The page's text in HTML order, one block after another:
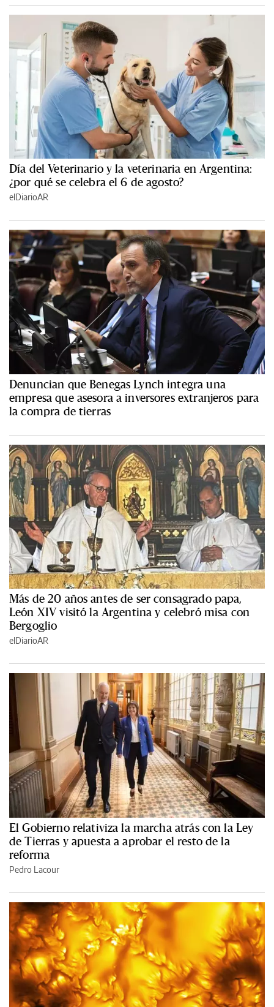
Día del Veterinario y la veterinaria en Argentina:
¿por qué se celebra el 6 de agosto?
elDiarioAR
Denuncian que Benegas Lynch integra una
empresa que asesora a inversores extranjeros para
la compra de tierras
Más de 20 años antes de ser consagrado papa,
León XIV visitó la Argentina y celebró misa con
Bergoglio
elDiarioAR
El Gobierno relativiza la marcha atrás con la Ley
de Tierras y apuesta a aprobar el resto de la
reforma
Pedro Lacour